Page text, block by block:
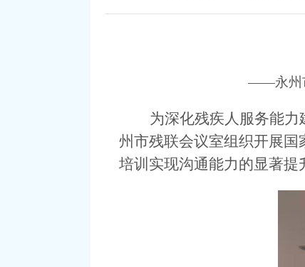
——永州
为深化残疾人服务能力
州市残联会议室组织开展国
培训实现沟通能力的显著提